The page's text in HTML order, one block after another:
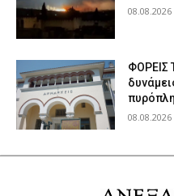
08.08.2026
ΦΟΡΕΙΣ
08.08.2026